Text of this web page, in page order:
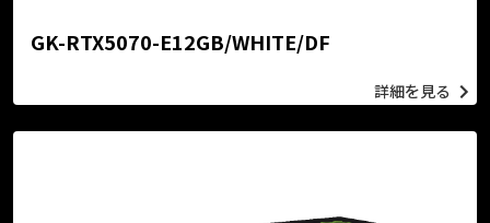
GK-RTX5070-E12GB/WHITE/DF
詳細を見る